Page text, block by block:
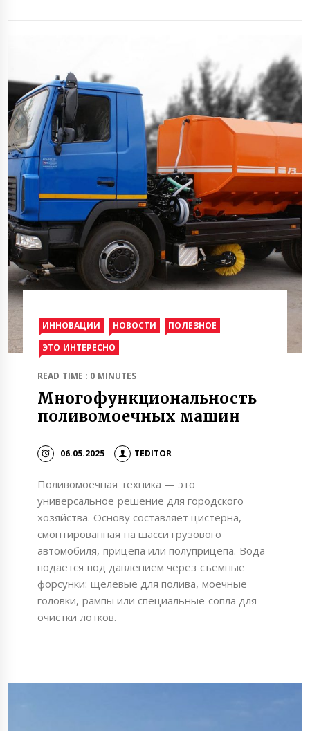
ИННОВАЦИИ НОВОСТИ
ПОЛЕЗНОЕ
ЭТО ИНТЕРЕСНО
READ TIME : 0 MINUTES
Многофункциональность
поливомоечных машин
06.05.2025 TEDITOR
Поливомоечная техника — это
универсальное решение для городского
хозяйства. Основу составляет цистерна,
смонтированная на шасси грузового
автомобиля, прицепа или полуприцепа. Вода
подается под давлением через съемные
форсунки: щелевые для полива, моечные
головки, рампы или специальные сопла для
очистки лотков.